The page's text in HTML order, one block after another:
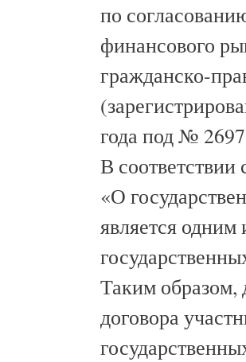
по
финансового
гражданско-
года под №
В соответствии
«О
является одним
Таким образом,
договора